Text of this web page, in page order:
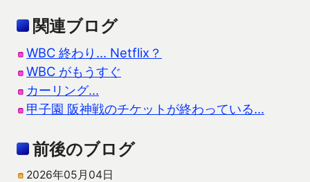
関連ブログ
WBC 終わり… Netflix？
WBC がもうすぐ
カーリング…
甲子園 阪神戦のチケットが終わっている…
前後のブログ
2026年05月04日